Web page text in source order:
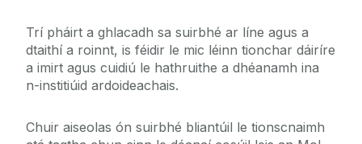
Trí pháirt a ghlacadh sa suirbhé ar líne agus a
dtaithí a roinnt, is féidir le mic léinn tionchar dáiríre
a imirt agus cuidiú le hathruithe a dhéanamh ina
n-institiúid ardoideachais.
Chuir aiseolas ón suirbhé bliantúil le tionscnaimh